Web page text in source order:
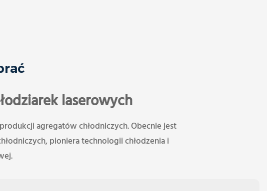
laserowych
agregatów chłodniczych. Obecnie jest
pioniera technologii chłodzenia i